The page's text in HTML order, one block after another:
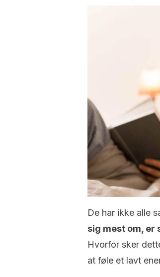
De har ikke alle
sig mest om, er
Hvorfor sker
at føle et lavt